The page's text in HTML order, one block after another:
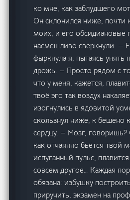
ко мне, как заблудшего
Он склонился ниже, почти
моих, и его обсидиановые
насмешливо сверкнули. —
фыркнула я, пытаясь унять
дрожь. — Просто рядом с
что у меня, кажется,
твоё эго так воздух
изогнулись в ядовитой
скользнул ниже, к бешено
сердцу. — Мозг, говоришь?
как отчаянно бьётся твой
испуганный пульс,
совсем другое… Каждая
обязана: избушку
приручить, экзамен на